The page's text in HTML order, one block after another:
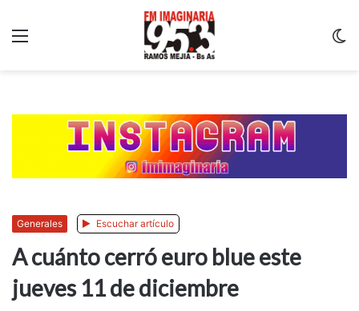
Generales Escuchar artículo
A cuánto cerró euro blue este
jueves 11 de diciembre